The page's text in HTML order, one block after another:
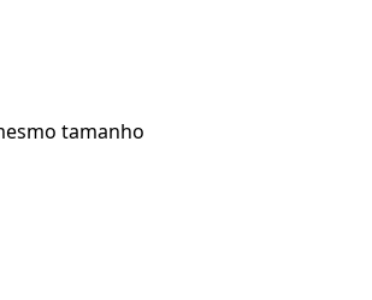
tamanho